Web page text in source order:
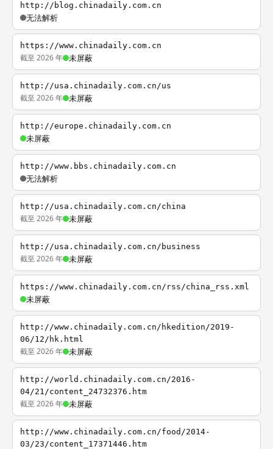
http://blog.chinadaily.com.cn
无法解析
https://www.chinadaily.com.cn
截至 2026 年 未屏蔽
http://usa.chinadaily.com.cn/us
截至 2026 年 未屏蔽
http://europe.chinadaily.com.cn
未屏蔽
http://www.bbs.chinadaily.com.cn
无法解析
http://usa.chinadaily.com.cn/china
截至 2026 年 未屏蔽
http://usa.chinadaily.com.cn/business
截至 2026 年 未屏蔽
https://www.chinadaily.com.cn/rss/china_rss.xml
未屏蔽
http://www.chinadaily.com.cn/hkedition/2019-
06/12/hk.html
截至 2026 年 未屏蔽
http://world.chinadaily.com.cn/2016-
04/21/content_24732376.htm
截至 2026 年 未屏蔽
http://www.chinadaily.com.cn/food/2014-
03/23/content_17371446.htm